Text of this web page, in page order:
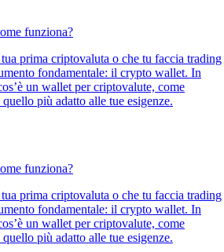
funziona?
prima criptovaluta o che tu faccia trading
fondamentale: il crypto wallet. In
un wallet per criptovalute, come
più adatto alle tue esigenze.
funziona?
prima criptovaluta o che tu faccia trading
fondamentale: il crypto wallet. In
un wallet per criptovalute, come
più adatto alle tue esigenze.